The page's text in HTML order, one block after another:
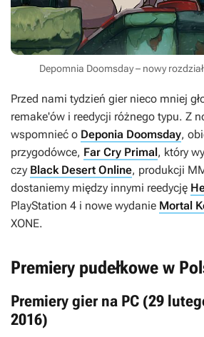
Depomnia Doomsday – nowy
Przed nami tydzień gier nieco mniej
remake'ów i reedycji różnego typu. Z
wspomnieć o Deponia Doomsday,
przygodówce, Far Cry Primal, który
czy Black Desert Online, produkcji
dostaniemy między innymi reedycję
PlayStation 4 i nowe wydanie Mortal
XONE.
Premiery pudełkowe w
Premiery gier na PC (29
2016)